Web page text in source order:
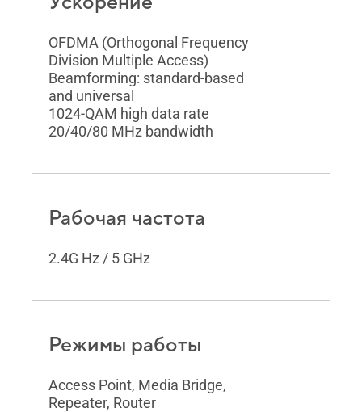
OFDMA (Orthogonal Frequency
Division Multiple Access)
Beamforming: standard-based
and universal
1024-QAM high data rate
20/40/80 MHz bandwidth
Рабочая частота
2.4G Hz / 5 GHz
Режимы работы
Access Point, Media Bridge,
Repeater, Router